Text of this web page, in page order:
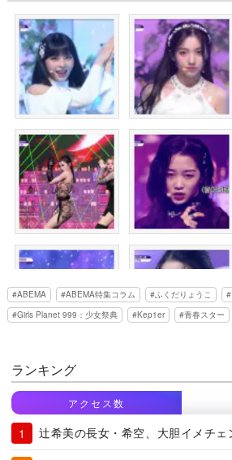
ABEMA ABEMA特集コラム ふくだりょうこ
Girls Planet 999：少女祭典
Kep1er 青春スター
ランキング
アクセス数
辻希美の長女・希空、大胆イメチェ